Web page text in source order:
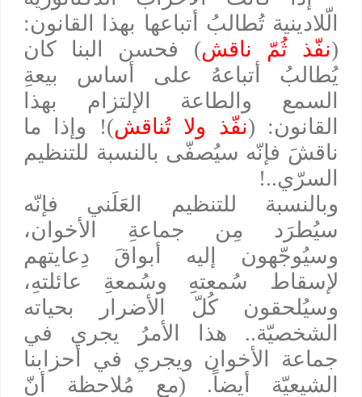
الّلادينية تُطالبُ أتباعها بهذا القانون:
(نفّذ ثُمّ ناقش ) فحسن البنا كان
يُطالبُ أتباعهُ على أساس بيعةِ
السمع والطاعة الإلتزام بهذا
القانون: (نفّذ ولا تُناقش )! وإذا ما
ناقشَ فإنّه سيُصفّى بالنسبة للتنظيم
السرّي..!
وبالنسبة للتنظيم العَلَني فإنّه
سيُطرَد مِن جماعةِ الأخوان،
وسيُوجّهون إليه أبواقَ دِعايتهم
لإسقاط سُمعتهِ وسُمعةِ عائلتهِ،
وسيُلحقون كُلّ الأضرار بحياته
الشخصيّة.. هذا الأمرُ يجري في
جماعة الأخوان ويجري في أحزابنا
الشيعيّة أيضاً. (مع مُلاحظة أنّ